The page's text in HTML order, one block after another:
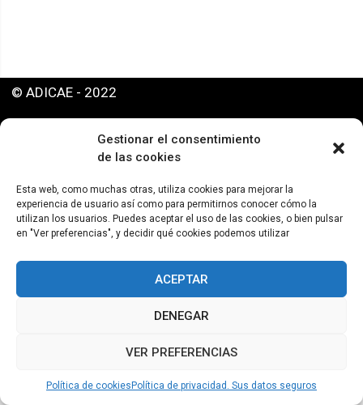
Gestionar el consentimiento
de las cookies
Esta web, como muchas otras, utiliza cookies para mejorar la
experiencia de usuario así como para permitirnos conocer cómo la
utilizan los usuarios. Puedes aceptar el uso de las cookies, o bien pulsar
en "Ver preferencias", y decidir qué cookies podemos utilizar
ACEPTAR
DENEGAR
VER PREFERENCIAS
Política de cookies Política de privacidad. Sus datos seguros
© ADICAE - 2022